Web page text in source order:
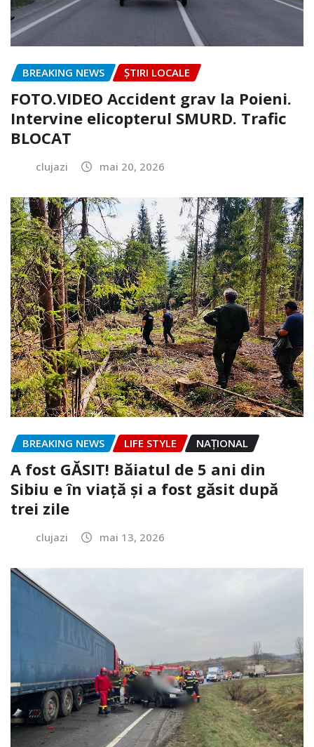
BREAKING NEWS ȘTIRI LOCALE
FOTO.VIDEO Accident grav la Poieni.
Intervine elicopterul SMURD. Trafic
BLOCAT
clujazi mai 20, 2026
BREAKING NEWS LIFE STYLE NAŢIONAL
A fost GĂSIT! Băiatul de 5 ani din
Sibiu e în viață și a fost găsit după
trei zile
clujazi mai 13, 2026